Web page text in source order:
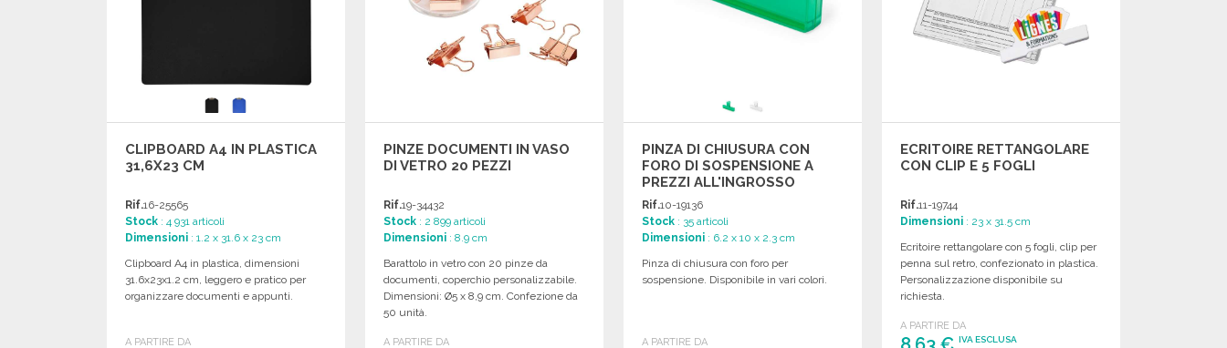
CLIPBOARD A4 IN PLASTICA
31,6X23 CM
Rif.16-25565
Stock : 4 931 articoli
Dimensioni : 1.2 x 31.6 x 23 cm
Clipboard A4 in plastica, dimensioni
31.6x23x1.2 cm, leggero e pratico per
organizzare documenti e appunti.
A PARTIRE DA
PINZE DOCUMENTI IN VASO
DI VETRO 20 PEZZI
Rif.19-34432
Stock : 2 899 articoli
Dimensioni : 8.9 cm
Barattolo in vetro con 20 pinze da
documenti, coperchio personalizzabile.
Dimensioni: Ø5 x 8,9 cm. Confezione da
50 unità.
A PARTIRE DA
PINZA DI CHIUSURA CON
FORO DI SOSPENSIONE A
PREZZI ALL'INGROSSO
Rif.10-19136
Stock : 35 articoli
Dimensioni : 6.2 x 10 x 2.3 cm
Pinza di chiusura con foro per
sospensione. Disponibile in vari colori.
A PARTIRE DA
ECRITOIRE RETTANGOLARE
CON CLIP E 5 FOGLI
Rif.11-19744
Dimensioni : 23 x 31.5 cm
Ecritoire rettangolare con 5 fogli, clip per
penna sul retro, confezionato in plastica.
Personalizzazione disponibile su
richiesta.
A PARTIRE DA
IVA ESCLUSA